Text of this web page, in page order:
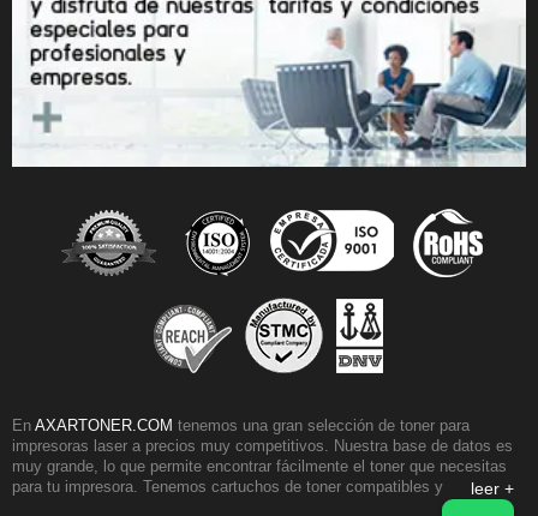
En AXARTONER.COM tenemos una gran selección de toner para
impresoras laser a precios muy competitivos. Nuestra base de datos es
muy grande, lo que permite encontrar fácilmente el toner que necesitas
para tu impresora. Tenemos cartuchos de toner compatibles y originales
para casi todos los fabricantes de impresoras. Nuestra selección de toner
leer +